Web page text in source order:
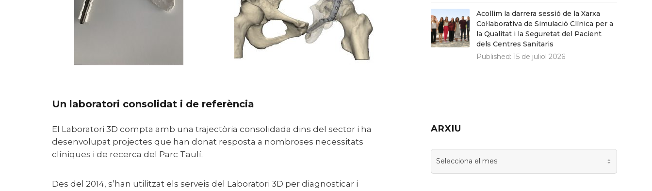
Un laboratori consolidat i de referència
El Laboratori 3D compta amb una trajectòria consolidada dins del sector i ha
desenvolupat projectes que han donat resposta a nombroses necessitats
clíniques i de recerca del Parc Taulí.
Des del 2014, s’han utilitzat els serveis del Laboratori 3D per diagnosticar i
Acollim la darrera sessió de la Xarxa
Col·laborativa de Simulació Clínica per a
la Qualitat i la Seguretat del Pacient
dels Centres Sanitaris
Published: 15 de juliol 2026
ARXIU
Arxiu